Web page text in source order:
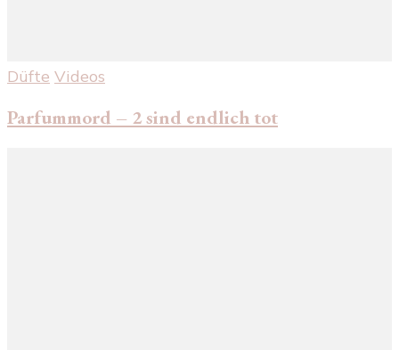
Düfte Videos
Parfummord – 2 sind endlich tot